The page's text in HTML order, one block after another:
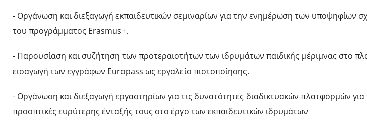
- Οργάνωση και διεξαγωγή εκπαιδευτικών σεμιναρίων για την ενημέρωση των υποψηφίων
του προγράμματος Erasmus+.
- Παρουσίαση και συζήτηση των προτεραιοτήτων των ιδρυμάτων παιδικής μέριμνας στο
εισαγωγή των εγγράφων Europass ως εργαλείο πιστοποίησης.
- Οργάνωση και διεξαγωγή εργαστηρίων για τις δυνατότητες διαδικτυακών πλατφορμών για
προοπτικές ευρύτερης ένταξής τους στο έργο των εκπαιδευτικών ιδρυμάτων